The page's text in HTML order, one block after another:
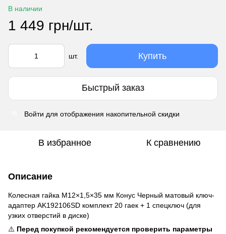
В наличии
1 449 грн/шт.
шт. Купить
Быстрый заказ
Войти для отображения накопительной скидки
В избранное К сравнению
Описание
Колесная гайка M12×1,5×35 мм Конус Черный матовый ключ-
адаптер AK192106SD комплект 20 гаек + 1 спецключ (для
узких отверстий в диске)
⚠️ Перед покупкой рекомендуется проверить параметры